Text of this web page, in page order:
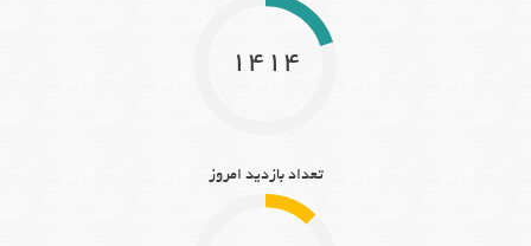
1414
تعداد بازدید امروز